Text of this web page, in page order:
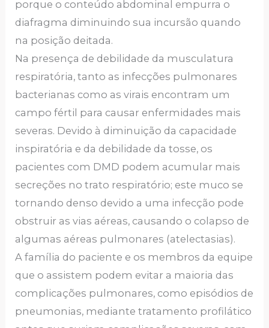
porque o conteúdo abdominal empurra o
diafragma diminuindo sua incursão quando
na posição deitada.
Na presença de debilidade da musculatura
respiratória, tanto as infecções pulmonares
bacterianas como as virais encontram um
campo fértil para causar enfermidades mais
severas. Devido à diminuição da capacidade
inspiratória e da debilidade da tosse, os
pacientes com DMD podem acumular mais
secreções no trato respiratório; este muco se
tornando denso devido a uma infecção pode
obstruir as vias aéreas, causando o colapso de
algumas aéreas pulmonares (atelectasias).
A família do paciente e os membros da equipe
que o assistem podem evitar a maioria das
complicações pulmonares, como episódios de
pneumonias, mediante tratamento profilático